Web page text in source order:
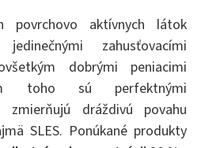
povrchovo aktívnych látok
zahusťovacími
dobrými peniacimi
toho sú perfektnými
dráždivú povahu
SLES. Ponúkané produkty